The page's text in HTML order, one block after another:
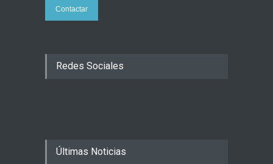
Contactar
Redes Sociales
Últimas Noticias